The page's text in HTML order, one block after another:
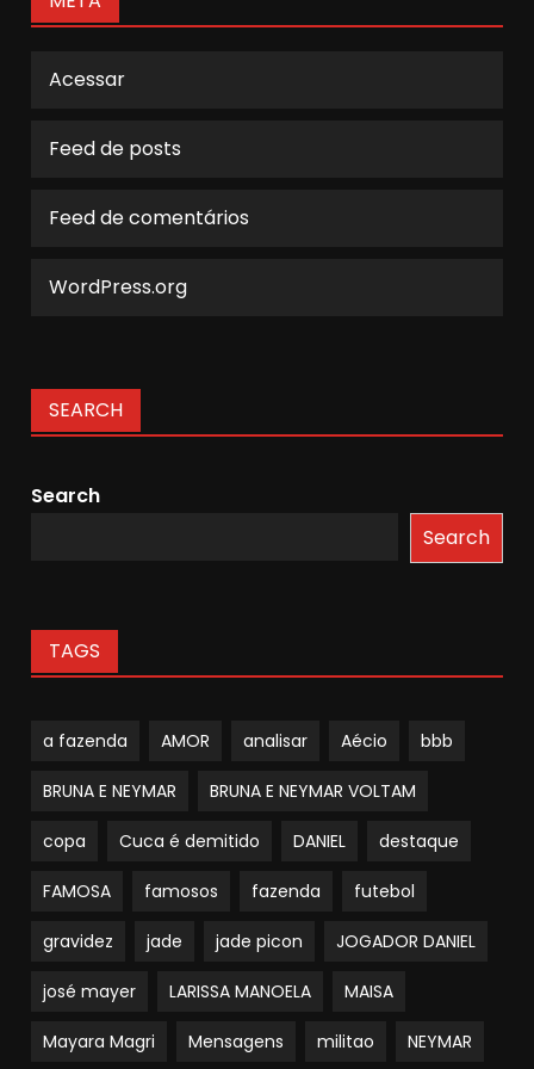
Acessar
Feed de posts
Feed de comentários
WordPress.org
SEARCH
Search
Search
TAGS
a fazenda AMOR analisar Aécio bbb
BRUNA E NEYMAR BRUNA E NEYMAR VOLTAM
copa Cuca é demitido DANIEL destaque
FAMOSA famosos fazenda futebol
gravidez jade jade picon JOGADOR DANIEL
josé mayer LARISSA MANOELA MAISA
Mayara Magri Mensagens militao NEYMAR